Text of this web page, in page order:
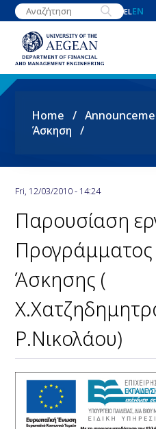
Skip
to
content
ELEN
Breadcrumb
Home
Άσκηση
Fri, 12/03/2010 - 14:24
Παρουσίαση
Προγράμματος
Άσκησης (
Ρ.Νικολάου)